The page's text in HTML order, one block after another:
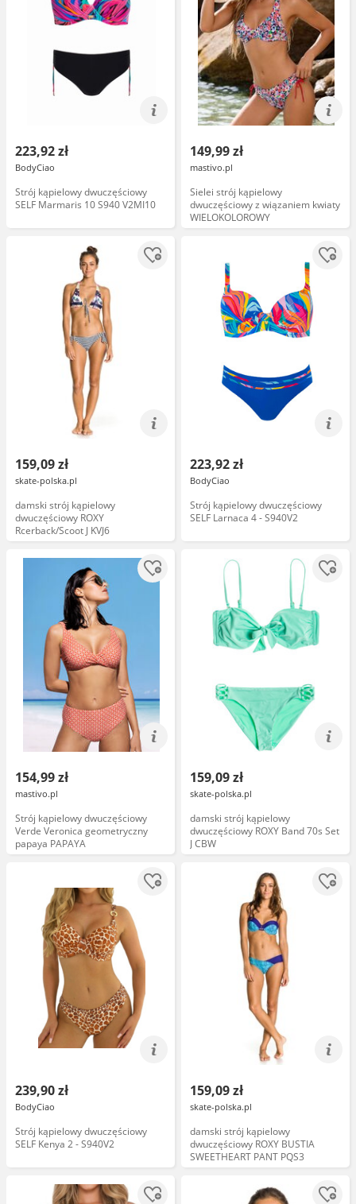
223,92 zł
BodyCiao
Strój kąpielowy dwuczęściowy
SELF Marmaris 10 S940 V2MI10
149,99 zł
mastivo.pl
Sielei strój kąpielowy
dwuczęściowy z wiązaniem kwiaty
WIELOKOLOROWY
159,09 zł
skate-polska.pl
damski strój kąpielowy
dwuczęściowy ROXY
Rcerback/Scoot J KVJ6
223,92 zł
BodyCiao
Strój kąpielowy dwuczęściowy
SELF Larnaca 4 - S940V2
154,99 zł
mastivo.pl
Strój kąpielowy dwuczęściowy
Verde Veronica geometryczny
papaya PAPAYA
159,09 zł
skate-polska.pl
damski strój kąpielowy
dwuczęściowy ROXY Band 70s Set
J CBW
239,90 zł
BodyCiao
Strój kąpielowy dwuczęściowy
SELF Kenya 2 - S940V2
159,09 zł
skate-polska.pl
damski strój kąpielowy
dwuczęściowy ROXY BUSTIA
SWEETHEART PANT PQS3